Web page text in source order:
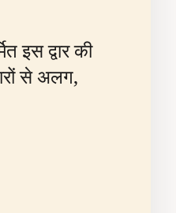
इस द्वार की
से अलग,